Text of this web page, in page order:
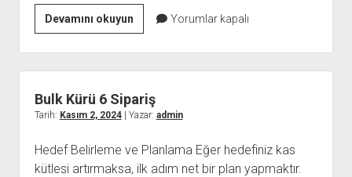
Devamını okuyunHasta
Yataklarının
Uzun
Süreli
Kullanımı
İçin
Yorumlar kapalı
Bulk Kürü 6 Sipariş
Tarih: Kasım 2, 2024| Yazar: admin
Hedef Belirleme ve Planlama Eğer hedefiniz kas
kütlesi artırmaksa, ilk adım net bir plan yapmaktır.